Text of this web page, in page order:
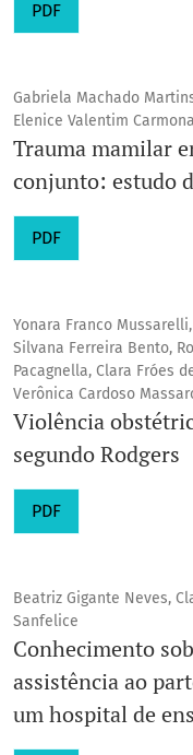
PDF
Gabriela Machado
Elenice Valentim Carmona
Trauma mamilar
conjunto: estudo
PDF
Yonara Franco
Silvana Ferreira Bento,
Pacagnella, Clara Fróes
Verônica Cardoso
Violência
segundo Rodgers
PDF
Beatriz Gigante Neves,
Sanfelice
Conhecimento
assistência ao
um hospital de